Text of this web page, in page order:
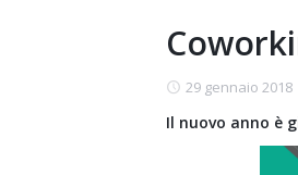
29 gennaio 2018
Il nuovo anno è